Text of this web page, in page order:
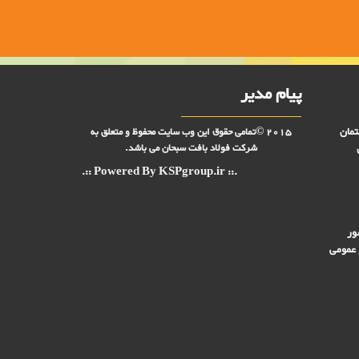
عمومی
پیام مدیر
2015 ©تمامی حقوق این وب سایت محفوظ و متعلق به
شرکت فولاد بافت سبحان می باشد.
.:: Powered By KSPgroup.ir ::.